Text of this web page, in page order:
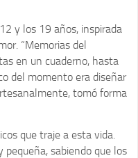
y los 19 años, inspirada
“Memorias del
en un cuaderno, hasta
del momento era diseñar
tomó forma
que traje a esta vida.
sabiendo que los